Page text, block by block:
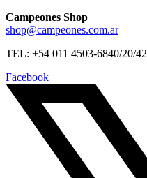
Campeones Shop
shop@campeones.com.ar
TEL: +54 011 4503-6840/20/42
Facebook